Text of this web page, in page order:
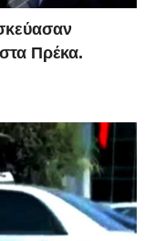
Πρέκα.